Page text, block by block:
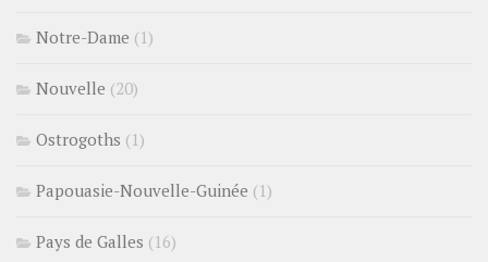
Notre-Dame (1)
Nouvelle (20)
Ostrogoths (1)
Papouasie-Nouvelle-Guinée (1)
Pays de Galles (16)